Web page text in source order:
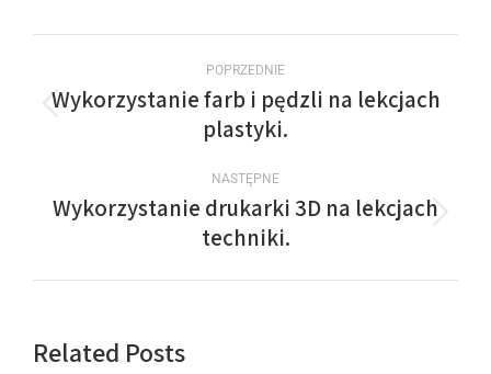
POPRZEDNIE
Wykorzystanie farb i pędzli na lekcjach
plastyki.
NASTĘPNE
Wykorzystanie drukarki 3D na lekcjach
techniki.
Related Posts